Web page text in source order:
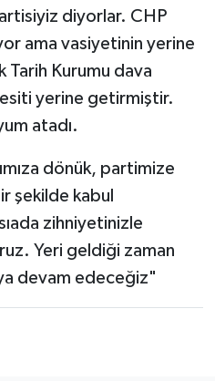
diyorlar. CHP
ama vasiyetinin yerine
Tarih Kurumu dava
yerine getirmiştir.
atadı.
dönük, partimize
şekilde kabul
zihniyetinizle
Yeri geldiği zaman
devam edeceğiz"